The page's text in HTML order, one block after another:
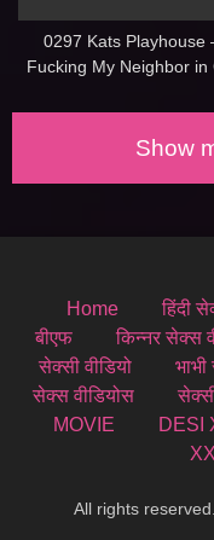
0297 Kats Playhouse
Fucking My Neighbor
Show
Home हिंदी
बीएफ
किन्नर सेक्स
सेक्सी वीडियो
भाभी
सेक्स वीडियोस
MOVIE
DESI
All rights